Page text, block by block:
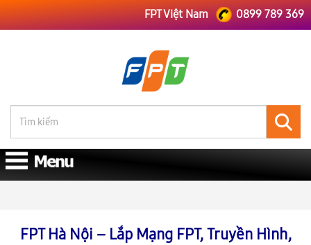
FPT Việt Nam 0899 789 369
FPT Hà Nội – Lắp Mạng FPT, Truyền Hình,